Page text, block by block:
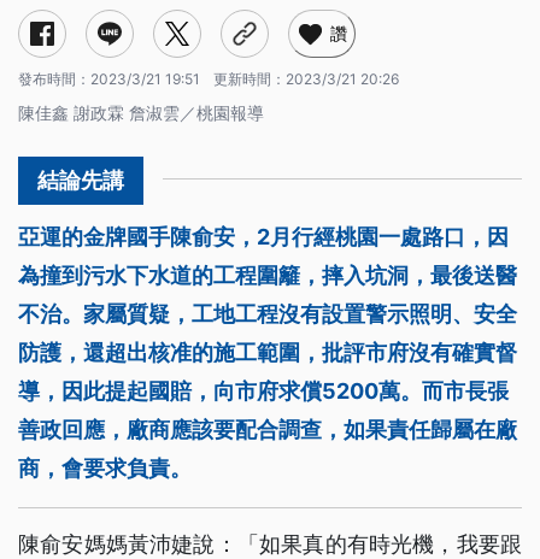
讚
發布時間： 2023/3/21 19:51 更新時間： 2023/3/21 20:26
陳佳鑫 謝政霖 詹淑雲／桃園報導
亞運的金牌國手陳俞安，2月行經桃園一處路口，因
為撞到污水下水道的工程圍籬，摔入坑洞，最後送醫
不治。家屬質疑，工地工程沒有設置警示照明、安全
防護，還超出核准的施工範圍，批評市府沒有確實督
導，因此提起國賠，向市府求償5200萬。而市長張
善政回應，廠商應該要配合調查，如果責任歸屬在廠
商，會要求負責。
陳俞安媽媽黃沛婕說：「如果真的有時光機，我要跟